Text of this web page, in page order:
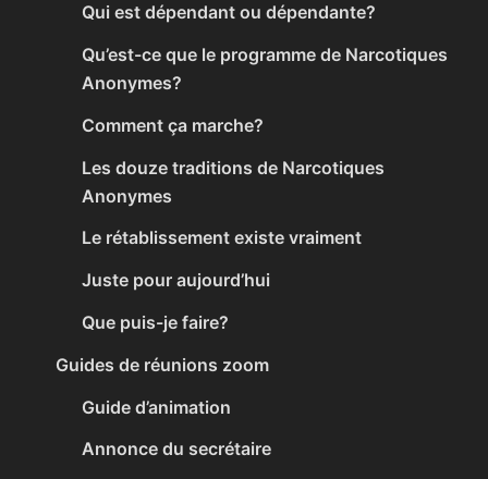
Qui est dépendant ou dépendante?
Qu’est-ce que le programme de Narcotiques
Anonymes?
Comment ça marche?
Les douze traditions de Narcotiques
Anonymes
Le rétablissement existe vraiment
Juste pour aujourd’hui
Que puis-je faire?
Guides de réunions zoom
Guide d’animation
Annonce du secrétaire